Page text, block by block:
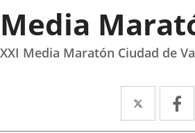
Valladolid
Media
XXI Media Maratón Ciudad de
Twitter
Enlace
a
a